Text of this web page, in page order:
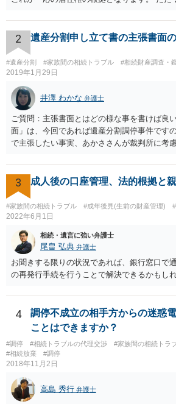
2 遺産分割申し立て書の主張書面
#遺産分割 #家族間の相続トラブル #相続財産調査・
2019年1月29日
井澤 わかな 弁護士
ご質問：主張書面とはどの様な事を書けば良
面」は、今回であれば遺産分割調停事件です
で主張したい事実、あかささんが裁判所に考
ります。 もし、主張したい事実や考慮し
資料を持っているようであれば、主張書面と
し、お姉さんに見られたくないような資料が
望に関する申出書」と共に提出することも考
いた方が良い事と書かない方が良い事 回答：
立ての趣旨」のところに書いている遺産の分
ば、まずそれを書くとよいです。 次に「申立
なぜ調停を申し立てたのか(例えば、あかささ
決裂した、など)や亡くなった方・あかささん
きさつなどが書かれていると思うので、あか
分けるかを決めるについてあかささんが重要
(例えば、○○のときにお姉さんは亡くなった方
産分割に関係ない(と思われる)いきさつを沢山
す(あくまで遺産分割に関係することに留める
3 成人後の口座管理、法的根拠と
#家族間の相続トラブル #成年後見(生前の財産管理)
2022年6月1日
相続・遺言に強い弁護士
尾畠 弘典 弁護士
お聞きする限りの状況であれば、銀行窓口で
の再発行手続を行うことで解決できるかもしれ
4
調停不成立の相手方からの迷惑
ことはできますか？
#調停 #相続トラブルの代理交渉 #家族間の相続トラ
#相続放棄
#調停
2018年11月2日
高島 秀行 弁護士